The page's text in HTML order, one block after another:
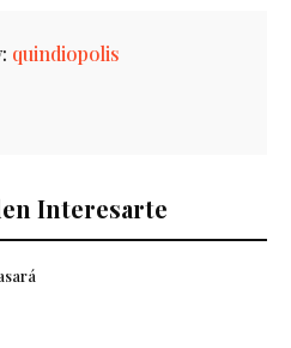
quindiopolis
Interesarte